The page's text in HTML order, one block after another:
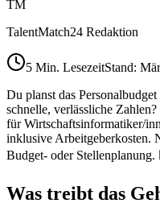
TM
TalentMatch24 Redaktion
5 Min. LesezeitStand:
Du planst das
schnelle, verlässliche
für Wirtschaftsinformatiker/
inklusive Arbeitgeberkosten.
Budget- oder Stellenplanung.
Was treibt das